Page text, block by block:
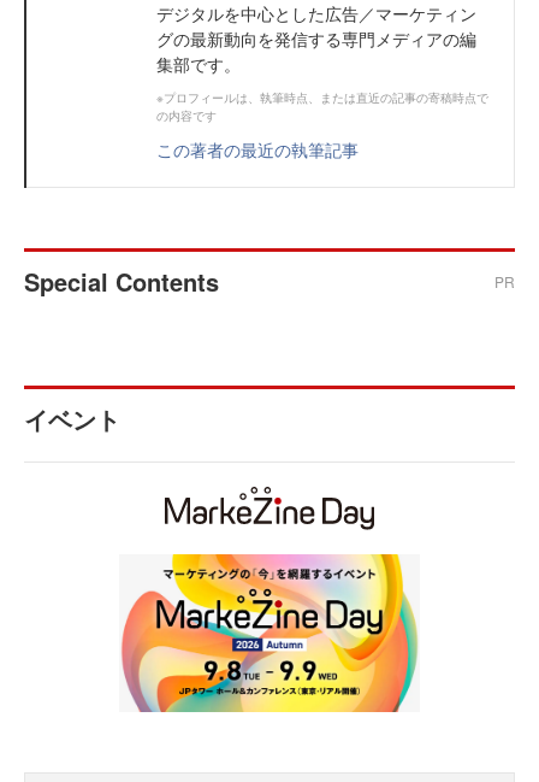
デジタルを中心とした広告／マーケティン
グの最新動向を発信する専門メディアの編
集部です。
※プロフィールは、執筆時点、または直近の記事の寄稿時点で
の内容です
この著者の最近の執筆記事
Special Contents PR
イベント